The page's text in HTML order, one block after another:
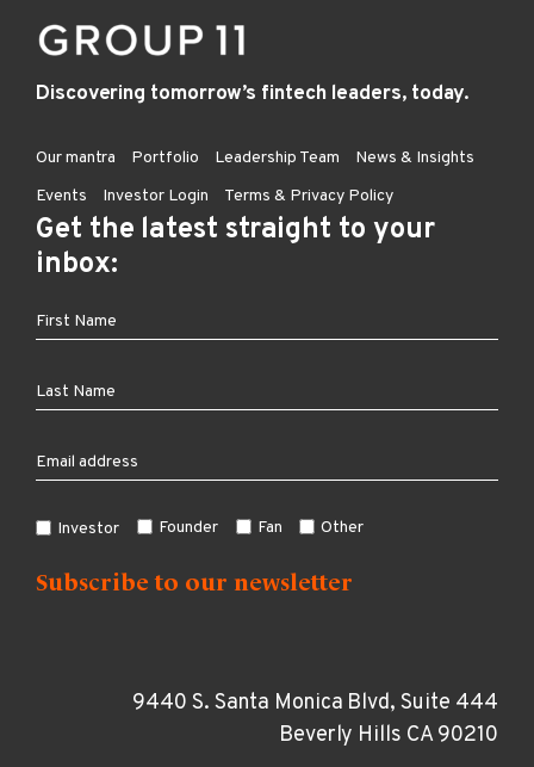
Discovering tomorrow’s fintech leaders, today.
Our mantra Portfolio Leadership Team
News & Insights
Events
Investor Login Terms & Privacy Policy
Get the latest straight to your
inbox:
Investor Founder Fan Other
9440 S. Santa Monica Blvd, Suite 444
Beverly Hills CA 90210